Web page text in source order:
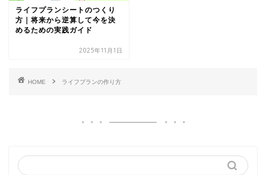
ライフプランシートのつくり
方｜将来から逆算して今を決
めるための実践ガイド
2025年11月1日
HOME ライフプランの作り方